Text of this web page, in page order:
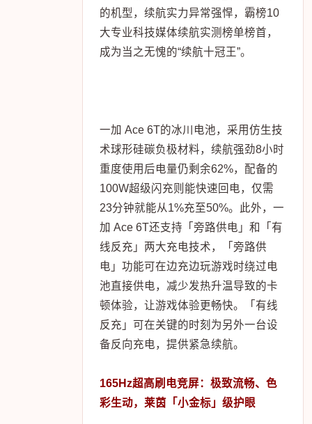
的机型，续航实力异常强悍，霸榜10
大专业科技媒体续航实测榜单榜首，
成为当之无愧的“续航十冠王”。
一加 Ace 6T的冰川电池，采用仿生技
术球形硅碳负极材料，续航强劲8小时
重度使用后电量仍剩余62%，配备的
100W超级闪充则能快速回电，仅需
23分钟就能从1%充至50%。此外，一
加 Ace 6T还支持「旁路供电」和「有
线反充」两大充电技术，「旁路供
电」功能可在边充边玩游戏时绕过电
池直接供电，减少发热升温导致的卡
顿体验，让游戏体验更畅快。「有线
反充」可在关键的时刻为另外一台设
备反向充电，提供紧急续航。
165Hz超高刷电竞屏：极致流畅、色
彩生动，莱茵「小金标」级护眼